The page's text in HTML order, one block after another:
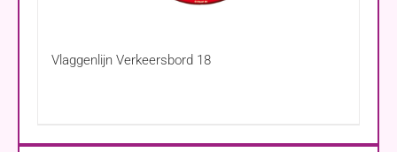
Vlaggenlijn Verkeersbord 18